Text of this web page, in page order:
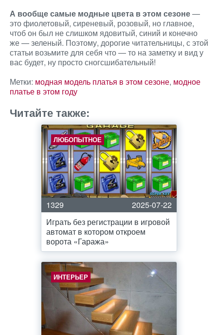
А вообще самые модные цвета в этом сезоне—
это фиолетовый, сиреневый, розовый, но главное,
чтоб он был не слишком ядовитый, синий и конечно
же — зеленый. Поэтому, дорогие читательницы, с этой
статьи возьмите для себя что — то на заметку и вид у
вас будет, ну просто сногсшибательный!
Метки: модная модель платья в этом сезоне, модное
платье в этом году
Читайте также:
ЛЮБОПЫТНОЕ
1329
2025-07-22
Играть без регистрации в игровой
автомат в котором откроем
ворота «Гаража»
ИНТЕРЬЕР